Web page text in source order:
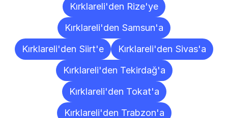
Kırklareli'den Rize'ye
Kırklareli'den Samsun'a
Kırklareli'den Siirt'e
Kırklareli'den Sivas'a
Kırklareli'den Tekirdağ'a
Kırklareli'den Tokat'a
Kırklareli'den Trabzon'a